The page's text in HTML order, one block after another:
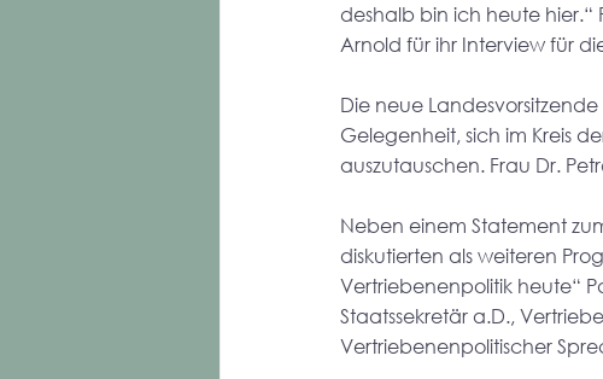
deshalb bin ich heute hier.“
Arnold für ihr Interview für
Die neue
Gelegenheit, sich im Kreis
auszutauschen. Frau Dr.
Neben einem Statement
diskutierten als weiteren
Vertriebenenpolitik heute“
Staatssekretär a.D.,
Vertriebenenpolitischer